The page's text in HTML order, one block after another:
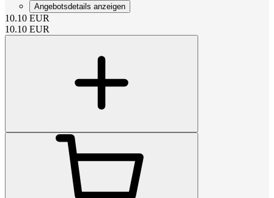
Angebotsdetails anzeigen
10.10 EUR
10.10 EUR